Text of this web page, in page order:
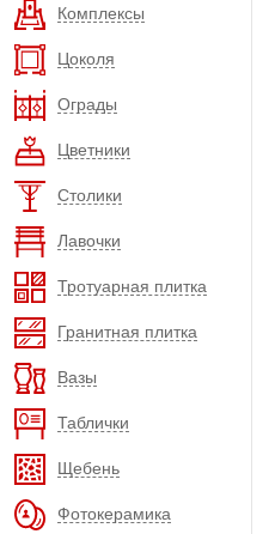
Комплексы
Цоколя
Ограды
Цветники
Столики
Лавочки
Тротуарная плитка
Гранитная плитка
Вазы
Таблички
Щебень
Фотокерамика